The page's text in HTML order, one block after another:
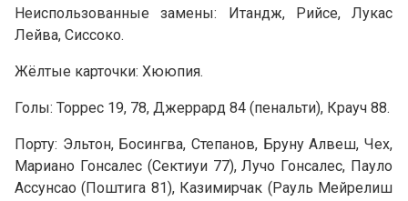
Неиспользованные замены: Итандж, Рийсе, Лукас
Лейва, Сиссоко.
Жёлтые карточки: Хююпия.
Голы: Торрес 19, 78, Джеррард 84 (пенальти), Крауч 88.
Порту: Эльтон, Босингва, Степанов, Бруну Алвеш, Чех,
Мариано Гонсалес (Сектиуи 77), Лучо Гонсалес, Пауло
Ассунсао (Поштига 81), Казимирчак (Рауль Мейрелиш